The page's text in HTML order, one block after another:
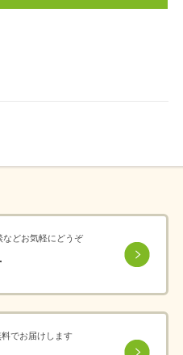
などお気軽にどうぞ
でお届けします